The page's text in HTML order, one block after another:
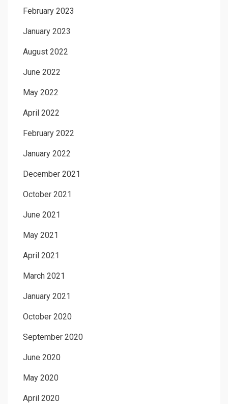
February 2023
January 2023
August 2022
June 2022
May 2022
April 2022
February 2022
January 2022
December 2021
October 2021
June 2021
May 2021
April 2021
March 2021
January 2021
October 2020
September 2020
June 2020
May 2020
April 2020